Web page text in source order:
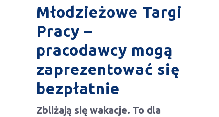
Młodzieżowe Targi
Pracy –
pracodawcy mogą
zaprezentować się
bezpłatnie
Zbliżają się wakacje. To dla